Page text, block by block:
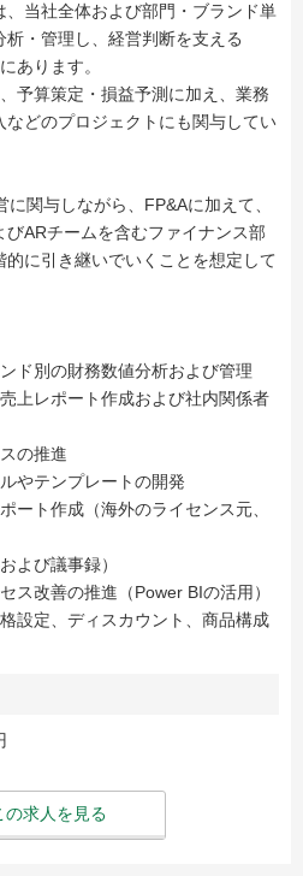
当社全体および部門・ブランド単
・管理し、経営判断を支える
あります。
予算策定・損益予測に加え、業務
どのプロジェクトにも関与してい
関与しながら、FP&Aに加えて、
ARチームを含むファイナンス部
に引き継いでいくことを想定して
ド別の財務数値分析および管理
上レポート作成および社内関係者
の推進
やテンプレートの開発
ート作成（海外のライセンス元、
よび議事録）
ス改善の推進（Power BIの活用）
設定、ディスカウント、商品構成
の求人を見る